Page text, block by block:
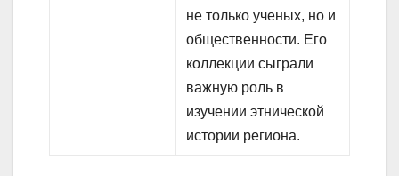
не только ученых, но и
общественности. Его
коллекции сыграли
важную роль в
изучении этнической
истории региона.